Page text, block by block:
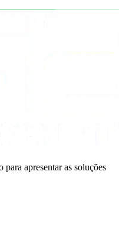
para apresentar as soluções